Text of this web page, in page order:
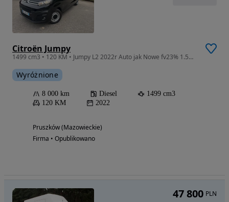
Citroën Jumpy
1499 cm3 • 120 KM • Jumpy L2 2022r Auto jak Nowe fv23% 1.5HDI Euro6de
Wyróżnione
8 000 km Diesel
1499 cm3
120 KM
2022
Pruszków (Mazowieckie)
Firma • Opublikowano
47 800 PLN